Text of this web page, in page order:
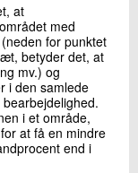
at
med
for punktet
betyder det, at
mv.) og
i den samlede
i et område,
at få en mindre
end i